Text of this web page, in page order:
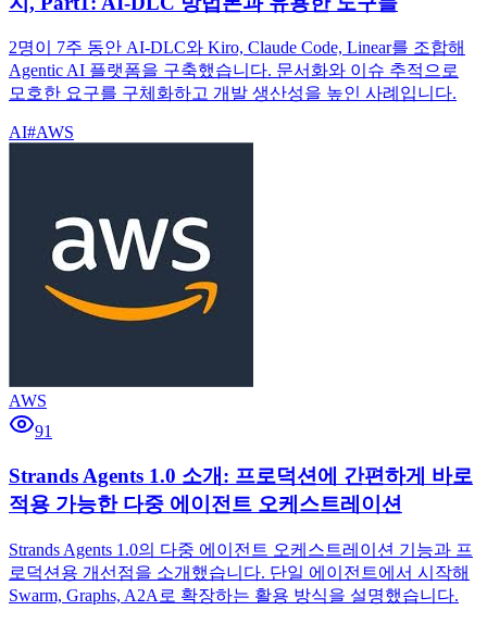
2명이 7주 동안 AI-DLC와 Kiro, Claude Code, Linear를 조합해
Agentic AI 플랫폼을 구축했습니다. 문서화와 이슈 추적으로
모호한 요구를 구체화하고 개발 생산성을 높인 사례입니다.
AI#AWS
AWS
91
Strands Agents 1.0 소개: 프로덕션에 간편하게 바로
적용 가능한 다중 에이전트 오케스트레이션
Strands Agents 1.0의 다중 에이전트 오케스트레이션 기능과 프
로덕션용 개선점을 소개했습니다. 단일 에이전트에서 시작해
Swarm, Graphs, A2A로 확장하는 활용 방식을 설명했습니다.